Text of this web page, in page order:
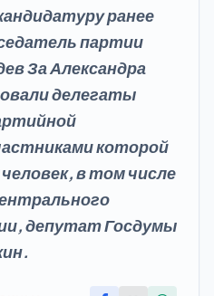
ранее
партии
За Александра
делегаты
которой
в том числе
депутат Госдумы